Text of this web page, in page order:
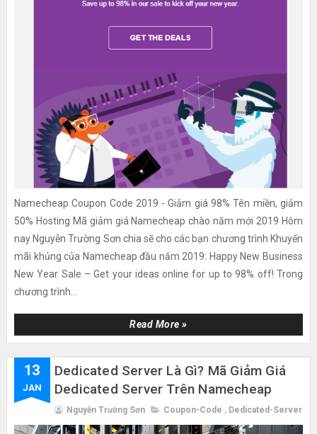
Namecheap Coupon Code 2019 - Giảm giá 98% Tên miền, giảm
50% Hosting Mã giảm giá Namecheap chào năm mới 2019 Hôm
nay Nguyễn Trường Sơn chia sẽ cho các bạn chương trình Khuyến
mãi khủng của Namecheap đầu năm 2019: Happy New Business
New Year Sale – Get your ideas online for up to 98% off! Trong
chương trình...
Read More »
13
JAN
Dedicated Server Là Gì? Mã Giảm Giá
Dedicated Server Trên Namecheap
Nguyễn Trường Sơn Coupon-Code , Dedicated-Server